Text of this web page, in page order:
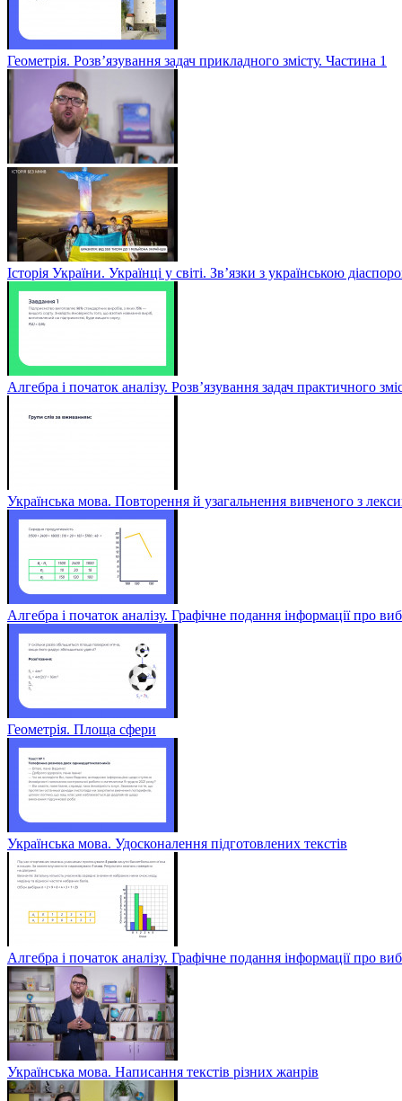
Геометрія. Розв’язування задач прикладного змісту. Частина 1
Історія України. Українці у світі. Зв’язки з українською
Алгебра і початок аналізу. Розв’язування задач практичного
Українська мова. Повторення й узагальнення вивченого з
Алгебра і початок аналізу. Графічне подання інформації про
Геометрія. Площа сфери
Українська мова. Удосконалення підготовлених текстів
Алгебра і початок аналізу. Графічне подання інформації про
Українська мова. Написання текстів різних жанрів